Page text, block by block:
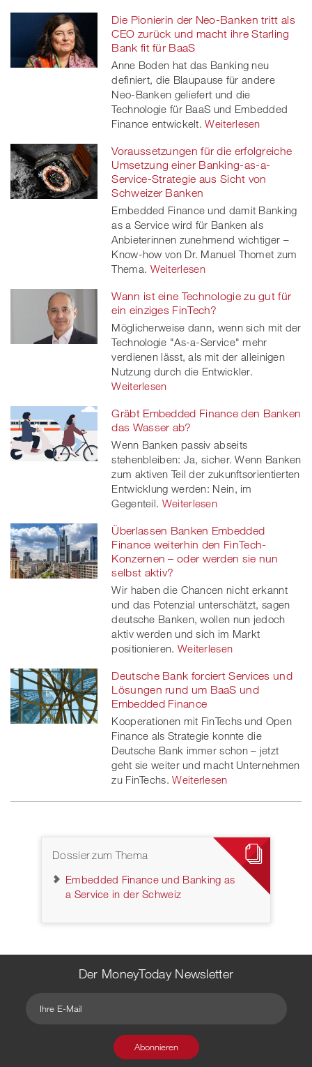
Die Pionierin der Neo-Banken tritt als
CEO zurück und macht ihre Starling
Bank fit für BaaS
Anne Boden hat das Banking neu
definiert, die Blaupause für andere
Neo-Banken geliefert und die
Technologie für BaaS und Embedded
Finance entwickelt. Weiterlesen
Voraussetzungen für die erfolgreiche
Umsetzung einer Banking-as-a-
Service-Strategie aus Sicht von
Schweizer Banken
Embedded Finance und damit Banking
as a Service wird für Banken als
Anbieterinnen zunehmend wichtiger –
Know-how von Dr. Manuel Thomet zum
Thema. Weiterlesen
Wann ist eine Technologie zu gut für
ein einziges FinTech?
Möglicherweise dann, wenn sich mit der
Technologie "As-a-Service" mehr
verdienen lässt, als mit der alleinigen
Nutzung durch die Entwickler.
Weiterlesen
Gräbt Embedded Finance den Banken
das Wasser ab?
Wenn Banken passiv abseits
stehenbleiben: Ja, sicher. Wenn Banken
zum aktiven Teil der zukunftsorientierten
Entwicklung werden: Nein, im
Gegenteil. Weiterlesen
Überlassen Banken Embedded
Finance weiterhin den FinTech-
Konzernen – oder werden sie nun
selbst aktiv?
Wir haben die Chancen nicht erkannt
und das Potenzial unterschätzt, sagen
deutsche Banken, wollen nun jedoch
aktiv werden und sich im Markt
positionieren. Weiterlesen
Deutsche Bank forciert Services und
Lösungen rund um BaaS und
Embedded Finance
Kooperationen mit FinTechs und Open
Finance als Strategie konnte die
Deutsche Bank immer schon – jetzt
geht sie weiter und macht Unternehmen
zu FinTechs. Weiterlesen
Dossier zum Thema
Embedded Finance und Banking as
a Service in der Schweiz
Der MoneyToday Newsletter